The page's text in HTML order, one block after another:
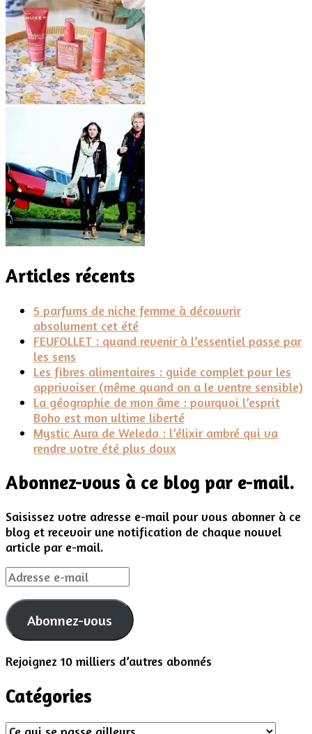
Articles récents
5 parfums de niche femme à découvrir
absolument cet été
FEUFOLLET : quand revenir à l’essentiel passe par
les sens
Les fibres alimentaires : guide complet pour les
apprivoiser (même quand on a le ventre sensible)
La géographie de mon âme : pourquoi l’esprit
Boho est mon ultime liberté
Mystic Aura de Weleda : l’élixir ambré qui va
rendre votre été plus doux
Abonnez-vous à ce blog par e-mail.
Saisissez votre adresse e-mail pour vous abonner à ce
blog et recevoir une notification de chaque nouvel
article par e-mail.
Adresse
e-
mail
Abonnez-vous
Rejoignez 10 milliers d’autres abonnés
Catégories
Catégories